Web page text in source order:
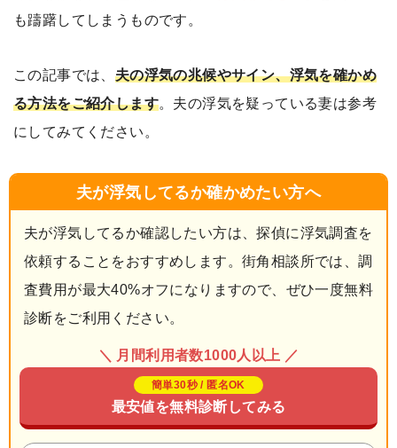
も躊躇してしまうものです。
この記事では、 夫の浮気の兆候やサイン、浮気を確かめ
る方法をご紹介します。夫の浮気を疑っている妻は参考
にしてみてください。
夫が浮気してるか確かめたい方へ
夫が浮気してるか確認したい方は、探偵に浮気調査を
依頼することをおすすめします。街角相談所では、調
査費用が最大40%オフになりますので、ぜひ一度無料
診断をご利用ください。
＼ 月間利用者数1000人以上 ／
簡単30秒 / 匿名OK
最安値を無料診断してみる